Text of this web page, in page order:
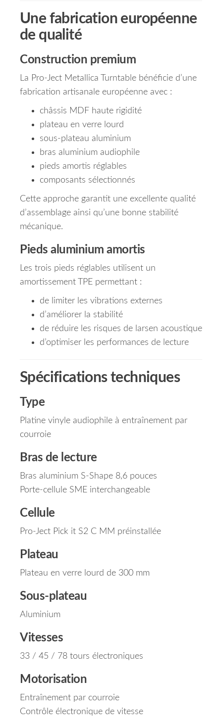
Une fabrication européenne
de qualité
Construction premium
La Pro-Ject Metallica Turntable bénéficie d’une
fabrication artisanale européenne avec :
châssis MDF haute rigidité
plateau en verre lourd
sous-plateau aluminium
bras aluminium audiophile
pieds amortis réglables
composants sélectionnés
Cette approche garantit une excellente qualité
d’assemblage ainsi qu’une bonne stabilité
mécanique.
Pieds aluminium amortis
Les trois pieds réglables utilisent un
amortissement TPE permettant :
de limiter les vibrations externes
d’améliorer la stabilité
de réduire les risques de larsen acoustique
d’optimiser les performances de lecture
Spécifications techniques
Type
Platine vinyle audiophile à entraînement par
courroie
Bras de lecture
Bras aluminium S-Shape 8,6 pouces
Porte-cellule SME interchangeable
Cellule
Pro-Ject Pick it S2 C MM préinstallée
Plateau
Plateau en verre lourd de 300 mm
Sous-plateau
Aluminium
Vitesses
33 / 45 / 78 tours électroniques
Motorisation
Entraînement par courroie
Contrôle électronique de vitesse